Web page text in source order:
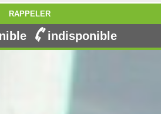
indisponible